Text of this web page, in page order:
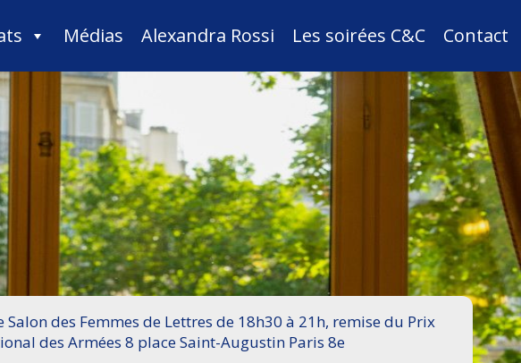
Médias Alexandra Rossi Les soirées C&C Contact
Salon des Femmes de Lettres de 18h30 à 21h, remise du Prix
des Armées 8 place Saint-Augustin Paris 8e